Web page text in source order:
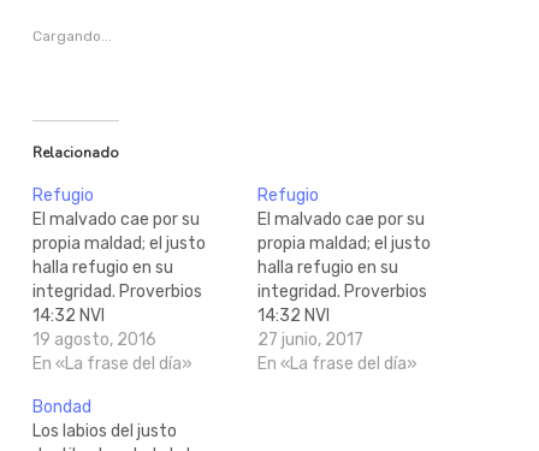
Cargando...
Relacionado
Refugio
El malvado cae por su
propia maldad; el justo
halla refugio en su
integridad. Proverbios
14:32 NVI
http://bible.com/128/pro.14.32.NVI
19 agosto, 2016
En «La frase del día»
Refugio
El malvado cae por su
propia maldad; el justo
halla refugio en su
integridad. Proverbios
14:32 NVI
http://bible.com/128/pro.14.32.NVI
27 junio, 2017
En «La frase del día»
Bondad
Los labios del justo